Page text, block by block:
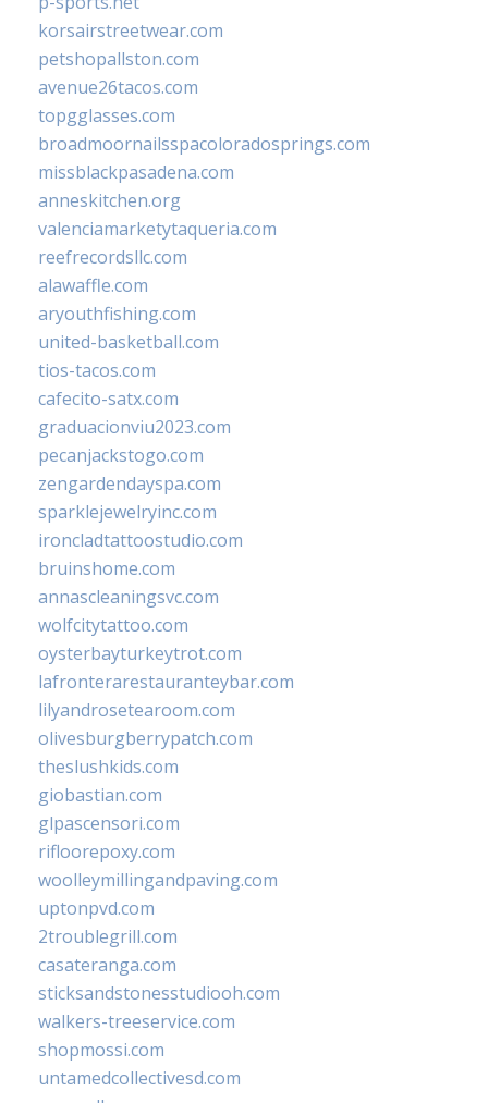
korsairstreetwear.com
petshopallston.com
avenue26tacos.com
topgglasses.com
broadmoornailsspacoloradosprings.com
missblackpasadena.com
anneskitchen.org
valenciamarketytaqueria.com
reefrecordsllc.com
alawaffle.com
aryouthfishing.com
united-basketball.com
tios-tacos.com
cafecito-satx.com
graduacionviu2023.com
pecanjackstogo.com
zengardendayspa.com
sparklejewelryinc.com
ironcladtattoostudio.com
bruinshome.com
annascleaningsvc.com
wolfcitytattoo.com
oysterbayturkeytrot.com
lafronterarestauranteybar.com
lilyandrosetearoom.com
olivesburgberrypatch.com
theslushkids.com
giobastian.com
glpascensori.com
rifloorepoxy.com
woolleymillingandpaving.com
uptonpvd.com
2troublegrill.com
casateranga.com
sticksandstonesstudiooh.com
walkers-treeservice.com
shopmossi.com
untamedcollectivesd.com